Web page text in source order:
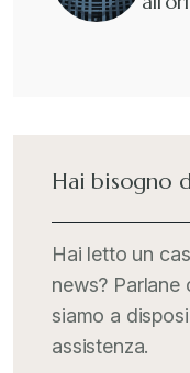
Hai bisogno
Hai letto un
news?
siamo a
assistenza.